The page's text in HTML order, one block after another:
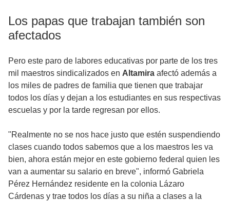
Los papas que trabajan también son
afectados
Pero este paro de labores educativas por parte de los tres
mil maestros sindicalizados en Altamira afectó además a
los miles de padres de familia que tienen que trabajar
todos los días y dejan a los estudiantes en sus respectivas
escuelas y por la tarde regresan por ellos.
"Realmente no se nos hace justo que estén suspendiendo
clases cuando todos sabemos que a los maestros les va
bien, ahora están mejor en este gobierno federal quien les
van a aumentar su salario en breve", informó Gabriela
Pérez Hernández residente en la colonia Lázaro
Cárdenas y trae todos los días a su niña a clases a la